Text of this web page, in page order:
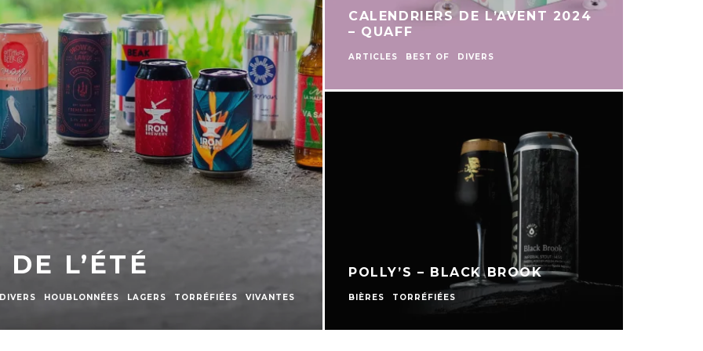
CALENDRIERS DE L’AVENT 2024
– QUAFF
ARTICLES BEST OF DIVERS
POLLY’S – BLACK BROOK
BIÈRES TORRÉFIÉES
LE GUIDE DU
ARTICLES BEST OF DIVERS